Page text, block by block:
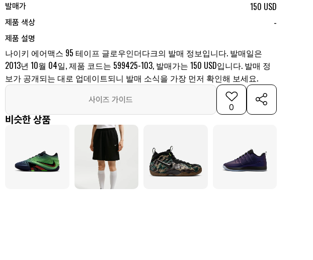
발매가 150 USD
제품 색상 -
제품 설명
나이키 에어맥스 95 테이프 글로우인더다크의 발매 정보입니다. 발매일은
2013년 10월 04일, 제품 코드는 599425-103, 발매가는 150 USD입니다. 발매 정
보가 공개되는 대로 업데이트되니 발매 소식을 가장 먼저 확인해 보세요.
사이즈 가이드
0
비슷한 상품